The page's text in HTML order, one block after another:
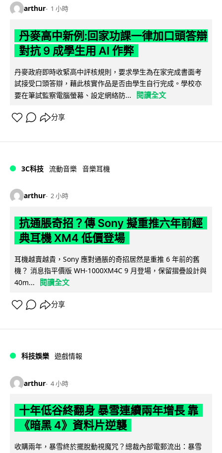
arthur 1 小時
丹麥高中新例:回家功課一律加口頭答辯
對抗 9 成學生用 AI 作弊
丹麥政府即時收緊高中評核規則，要求學生為在家完成書面考
試接受口頭答辯，藉此核實作品是否由學生自行完成。學校亦
要在筆試監察電腦螢幕、設定網絡防...
閱讀全文
分享
3C科技 流動音樂 音樂耳機
arthur 2 小時
抗通脹奇招？傳 Sony 擬重推六年前經
典耳機 XM4 低價登場
耳機越賣越貴，Sony 應對通脹的奇招居然是重推 6 年前的舊
機？ 消息指平價版 WH-1000XM4C 9 月登場，保留摺疊設計與
40m...
閱讀全文
分享
科技娛樂 遊戲情報
arthur 4 小時
十年低谷終翻身 暴雪連續兩年增長 靠
《暗黑 4》資料片逆襲
收購兩年，暴雪終於擺脫動視魔咒？總裁內部電郵流出：暴雪